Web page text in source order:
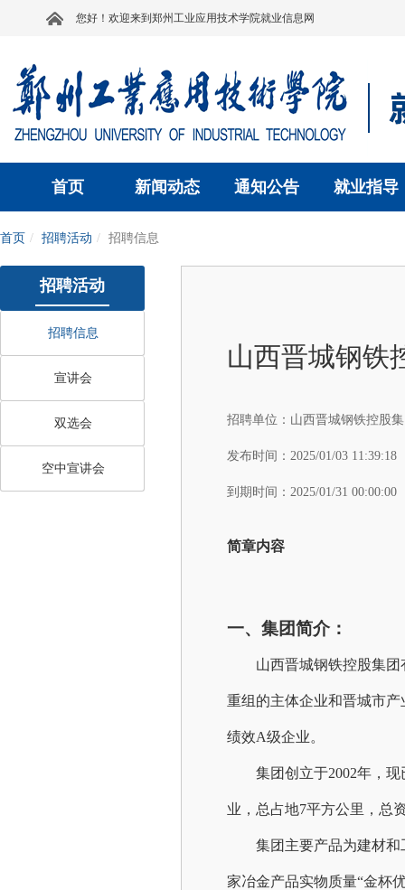
您好！欢迎来到郑州工业应用技术学院就业信息网
首页 新闻动态 通知公告 就业指导
首页 招聘活动 招聘信息
招聘活动
招聘信息
宣讲会
双选会
空中宣讲会
山西晋城钢铁
招聘单位： 山西晋城钢铁控股
发布时间： 2025/01/03 11:39:18
到期时间： 2025/01/31 00:00:00
简章内容
一、 集团简介：
山西晋城钢铁控股集
重组的主体企业和晋城市
绩效A级企业。
集团创立于2002年，
业，总占地7平方公里，总
集团主要产品为建材
家冶金产品实物质量“金杯